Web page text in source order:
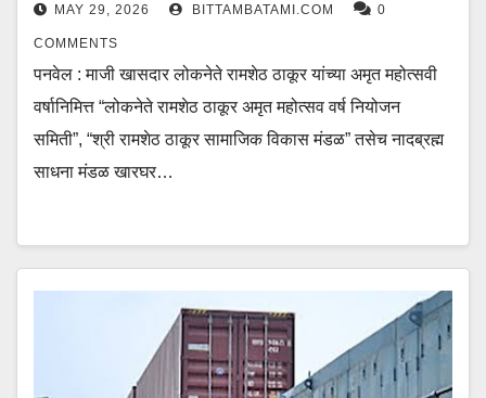
MAY 29, 2026 BITTAMBATAMI.COM 0
COMMENTS
पनवेल : माजी खासदार लोकनेते रामशेठ ठाकूर यांच्या अमृत महोत्सवी
वर्षानिमित्त “लोकनेते रामशेठ ठाकूर अमृत महोत्सव वर्ष नियोजन
समिती”, “श्री रामशेठ ठाकूर सामाजिक विकास मंडळ” तसेच नादब्रह्म
साधना मंडळ खारघर…